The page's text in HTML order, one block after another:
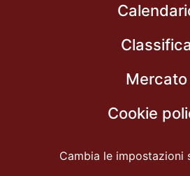
Classifica
Mercato
Cookie
Cambia le impostazioni